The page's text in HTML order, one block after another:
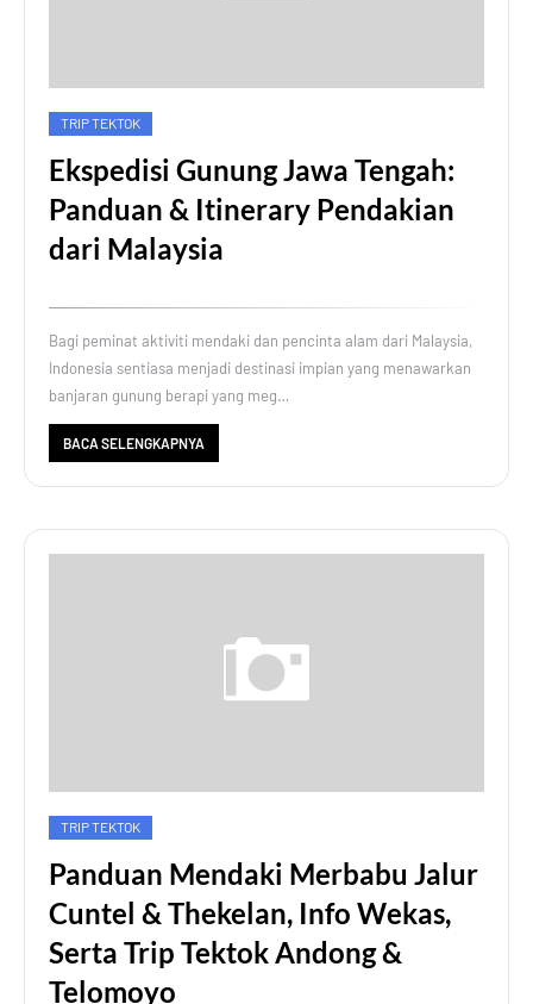
TRIP TEKTOK
Ekspedisi Gunung Jawa Tengah:
Panduan & Itinerary Pendakian
dari Malaysia
Bagi peminat aktiviti mendaki dan pencinta alam dari Malaysia,
Indonesia sentiasa menjadi destinasi impian yang menawarkan
banjaran gunung berapi yang meg…
BACA SELENGKAPNYA
TRIP TEKTOK
Panduan Mendaki Merbabu Jalur
Cuntel & Thekelan, Info Wekas,
Serta Trip Tektok Andong &
Telomoyo